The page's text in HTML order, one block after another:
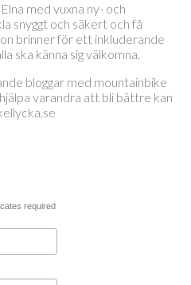
med vuxna ny- och
snyggt och säkert och få
brinner för ett inkluderande
ska känna sig välkomna.
bloggar med mountainbike
varandra att bli bättre kan
required